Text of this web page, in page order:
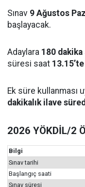
Sınav 9 Ağustos
başlayacak.
Adaylara 180 dakika
süresi saat 13.15’te
Ek süre kullanması
dakikalık ilave
2026 YÖKDİL/2
Bilgi
Sınav tarihi
Başlangıç saati
Sınav süresi